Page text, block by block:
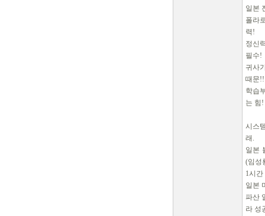
일본
폴라
력!
정신
필수!
귀사
때문!!
학습
는 힘!
시스
래.
일본
(임성
1시
일본
파산
라 성